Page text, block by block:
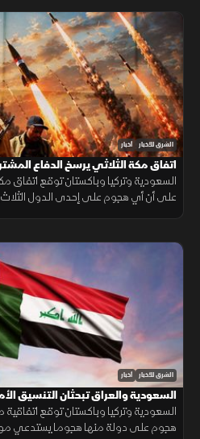
الشرق للأخبار أخبار
اتفاق مكة الثلاثي يرسخ الدفاع
الحوثيين
السعودية وتركيا وباكستان توقع
على أن أي هجوم على إحدى الدول
الشرق للأخبار أخبار
السعودية والعراق تبحثان التنسيق
على اتفاق "هرمز"
السعودية وتركيا وباكستان توقع
هجوم على دولة منها هجوما يستدعي